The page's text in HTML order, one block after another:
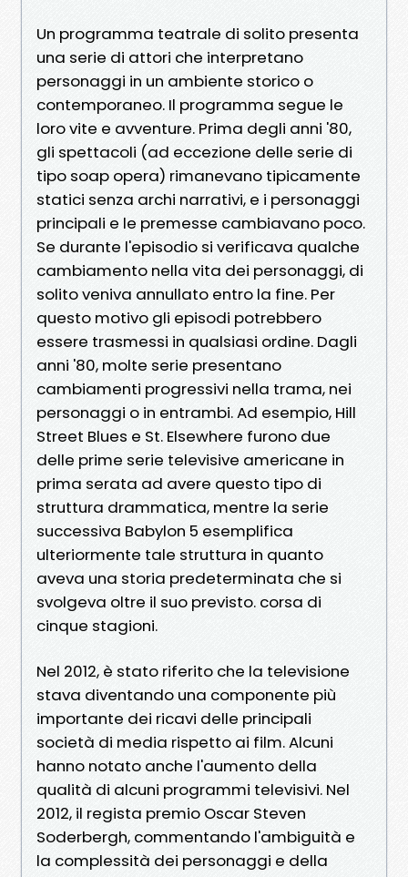
Un programma teatrale di solito presenta
una serie di attori che interpretano
personaggi in un ambiente storico o
contemporaneo. Il programma segue le
loro vite e avventure. Prima degli anni '80,
gli spettacoli (ad eccezione delle serie di
tipo soap opera) rimanevano tipicamente
statici senza archi narrativi, e i personaggi
principali e le premesse cambiavano poco.
Se durante l'episodio si verificava qualche
cambiamento nella vita dei personaggi, di
solito veniva annullato entro la fine. Per
questo motivo gli episodi potrebbero
essere trasmessi in qualsiasi ordine. Dagli
anni '80, molte serie presentano
cambiamenti progressivi nella trama, nei
personaggi o in entrambi. Ad esempio, Hill
Street Blues e St. Elsewhere furono due
delle prime serie televisive americane in
prima serata ad avere questo tipo di
struttura drammatica, mentre la serie
successiva Babylon 5 esemplifica
ulteriormente tale struttura in quanto
aveva una storia predeterminata che si
svolgeva oltre il suo previsto. corsa di
cinque stagioni.
Nel 2012, è stato riferito che la televisione
stava diventando una componente più
importante dei ricavi delle principali
società di media rispetto ai film. Alcuni
hanno notato anche l'aumento della
qualità di alcuni programmi televisivi. Nel
2012, il regista premio Oscar Steven
Soderbergh, commentando l'ambiguità e
la complessità dei personaggi e della